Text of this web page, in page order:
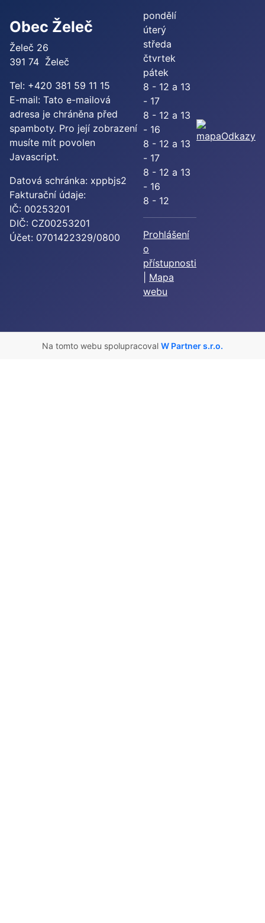
Obec Želeč
Želeč 26
391 74 Želeč
Tel: +420 381 59 11 15
E-mail: Tato e-mailová
adresa je chráněna před
spamboty. Pro její zobrazení
musíte mít povolen
Javascript.
Datová schránka: xppbjs2
Fakturační údaje:
IČ: 00253201
DIČ: CZ00253201
Účet: 0701422329/0800
pondělí
úterý
středa
čtvrtek
pátek
8 - 12 a 13
- 17
8 - 12 a 13
- 16
8 - 12 a 13
- 17
8 - 12 a 13
- 16
8 - 12
Prohlášení
o
přístupnosti
Mapa
webu
Odkazy
Na tomto webu spolupracoval W Partner s.r.o.